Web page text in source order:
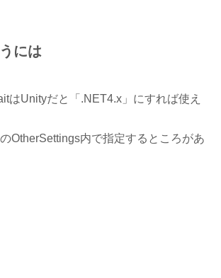
には
はUnityだと 「.NET4.x」 にすれば使え
OtherSettings内で指定するところがあ